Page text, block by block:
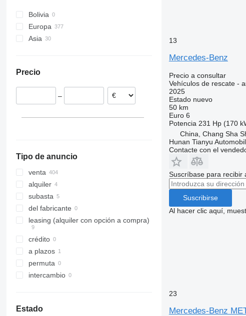
Atego 1328
Atego 1330
Atego 1528
Sprinter 314
Sprinter 315
Sprinter 316
Sprinter 413
Sprinter 416
Unimog U1300
Unimog U5000
Vario 814
Vito
Vito 116
Premium
T-series
Trafic
Bolivia
Europa
Croacia
Rumanía
Asia
Precio
–
Tipo de anuncio
venta
alquiler
subasta
del fabricante
leasing (alquiler con opción a compra)
crédito
a plazos
permuta
intercambio
Estado
13
Mercedes-Benz
Precio a consultar
Vehículos de rescate -
2025
Estadonuevo
50 km
Euro 6
Potencia 231 Hp (170
China, Chang Sha
Hunan Tianyu
Contacte con el
Suscríbase para recibir
Suscribirse
Al hacer clic aquí,
23
Mercedes-Benz